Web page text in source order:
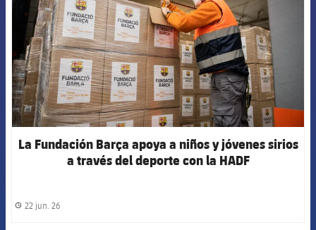
La Fundación Barça apoya a niños y jóvenes sirios
a través del deporte con la HADF
label.share.clock
22 jun. 26